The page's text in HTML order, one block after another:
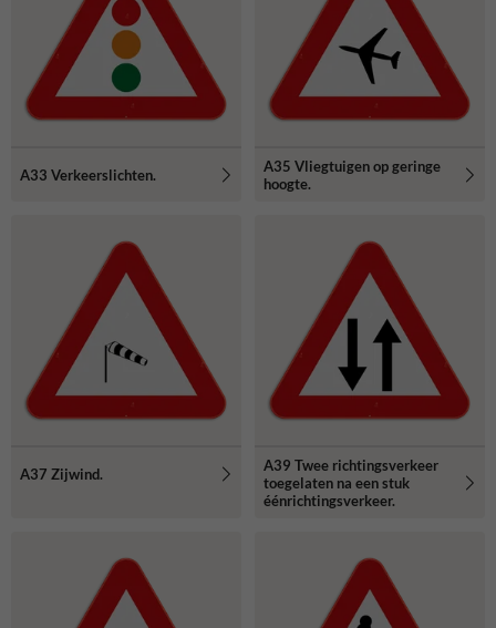
A33 Verkeerslichten.
A35 Vliegtuigen op geringe
hoogte.
A37 Zijwind.
A39 Twee richtingsverkeer
toegelaten na een stuk
éénrichtingsverkeer.